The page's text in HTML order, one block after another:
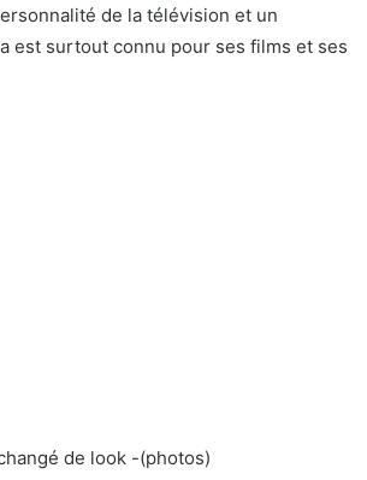
de la télévision et un
est surtout connu pour ses films et ses